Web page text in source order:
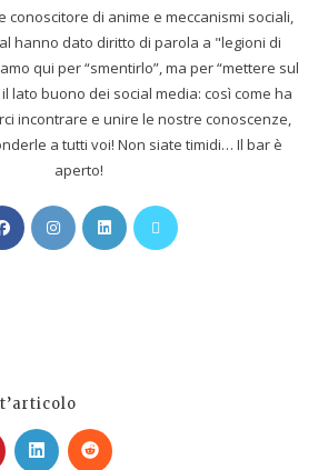
conoscitore di anime e meccanismi sociali,
hanno dato diritto di parola a "legioni di
qui per “smentirlo”, ma per “mettere sul
lato buono dei social media: così come ha
incontrare e unire le nostre conoscenze,
a tutti voi! Non siate timidi… Il bar è
aperto!